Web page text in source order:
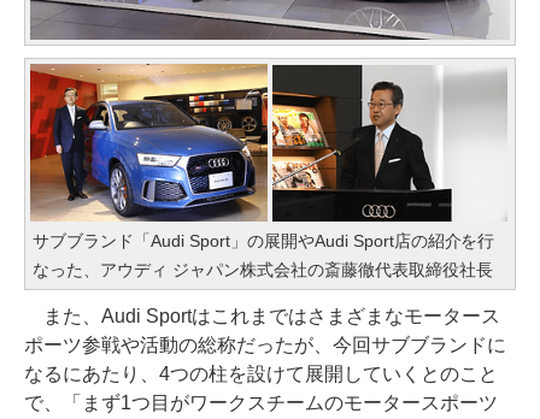
サブブランド「Audi Sport」の展開やAudi Sport店の紹介を行
なった、アウディ ジャパン株式会社の斎藤徹代表取締役社長
また、Audi Sportはこれまではさまざまなモータース
ポーツ参戦や活動の総称だったが、今回サブブランドに
なるにあたり、4つの柱を設けて展開していくとのこと
で、「まず1つ目がワークスチームのモータースポーツ